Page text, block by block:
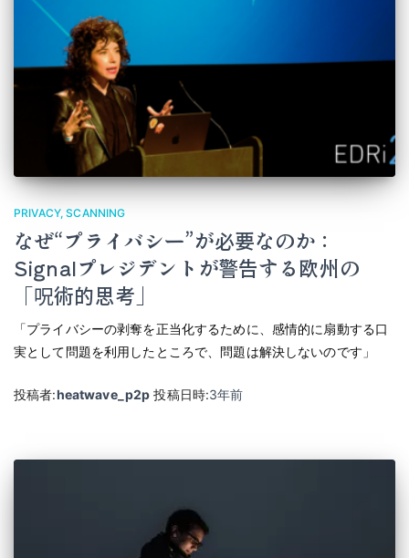
PRIVACY SCANNING
なぜ“プライバシー”が必要なのか：
Signalプレジデントが警告する欧州の
「呪術的思考」
「プライバシーの剥奪を正当化するために、感情的に扇動する口
実として問題を利用したところで、問題は解決しないのです」
投稿者:heatwave_p2p 投稿日時:3年前